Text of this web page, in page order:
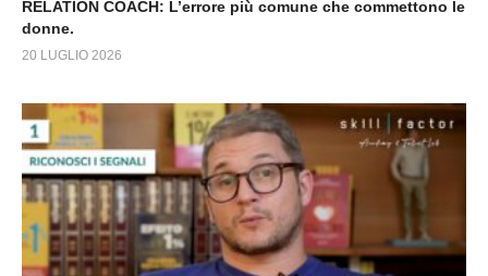
RELATION COACH: L’errore più comune che commettono le
donne.
20 LUGLIO 2026